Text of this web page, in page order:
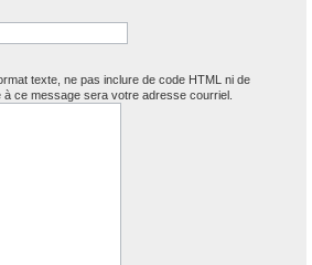
texte, ne pas inclure de code HTML ni de
à ce message sera votre adresse courriel.